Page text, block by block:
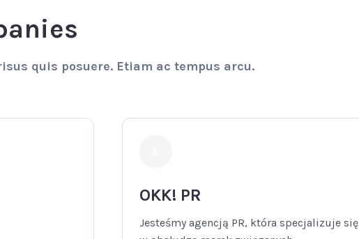
quis posuere. Etiam ac tempus arcu.
OKK! PR
Jesteśmy agencją PR, która specjalizuje się